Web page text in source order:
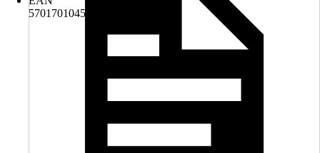
5701701045615